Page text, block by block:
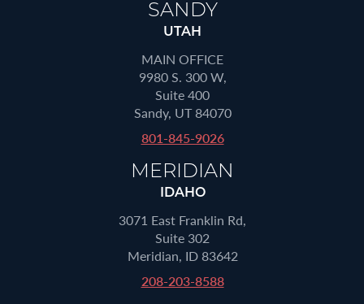
SANDY
UTAH
MAIN OFFICE
9980 S. 300 W,
Suite 400
Sandy, UT 84070
801-845-9026
MERIDIAN
IDAHO
3071 East Franklin Rd,
Suite 302
Meridian, ID 83642
208-203-8588